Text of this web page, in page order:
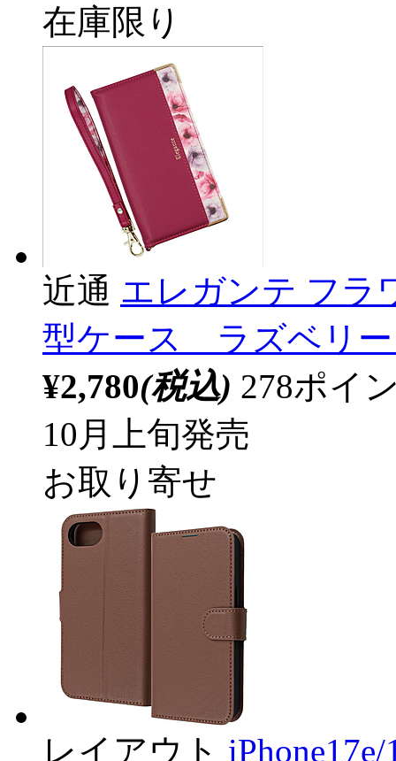
在庫限り
近通 エレガンテ フラ
型ケース ラズベリー
¥2,780(税込) 278ポイ
10月上旬発売
お取り寄せ
レイアウト